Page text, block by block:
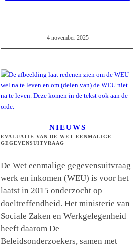
4 november 2025
NIEUWS
EVALUATIE VAN DE WET EENMALIGE
GEGEVENSUITVRAAG
De Wet eenmalige gegevensuitvraag
werk en inkomen (WEU) is voor het
laatst in 2015 onderzocht op
doeltreffendheid. Het ministerie van
Sociale Zaken en Werkgelegenheid
heeft daarom De
Beleidsonderzoekers, samen met